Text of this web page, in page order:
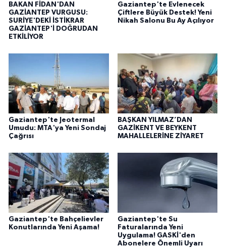
BAKAN FİDAN'DAN
GAZİANTEP VURGUSU:
SURİYE'DEKİ İSTİKRAR
GAZİANTEP'İ DOĞRUDAN
ETKİLİYOR
Gaziantep'te Evlenecek
Çiftlere Büyük Destek! Yeni
Nikah Salonu Bu Ay Açılıyor
Gaziantep'te Jeotermal
Umudu: MTA'ya Yeni Sondaj
Çağrısı
BAŞKAN YILMAZ’DAN
GAZİKENT VE BEYKENT
MAHALLELERİNE ZİYARET
Gaziantep'te Bahçelievler
Konutlarında Yeni Aşama!
Gaziantep'te Su
Faturalarında Yeni
Uygulama! GASKİ'den
Abonelere Önemli Uyarı